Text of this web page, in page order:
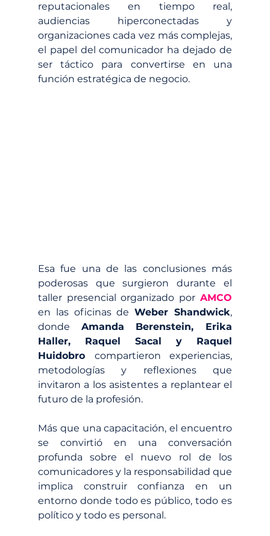
reputacionales en tiempo real,
audiencias hiperconectadas y
organizaciones cada vez más complejas,
el papel del comunicador ha dejado de
ser táctico para convertirse en una
función estratégica de negocio.
Esa fue una de las conclusiones más
poderosas que surgieron durante el
taller presencial organizado por AMCO
en las oficinas de Weber Shandwick,
donde Amanda Berenstein, Erika
Haller, Raquel Sacal y Raquel
Huidobro compartieron experiencias,
metodologías y reflexiones que
invitaron a los asistentes a replantear el
futuro de la profesión.
Más que una capacitación, el encuentro
se convirtió en una conversación
profunda sobre el nuevo rol de los
comunicadores y la responsabilidad que
implica construir confianza en un
entorno donde todo es público, todo es
político y todo es personal.